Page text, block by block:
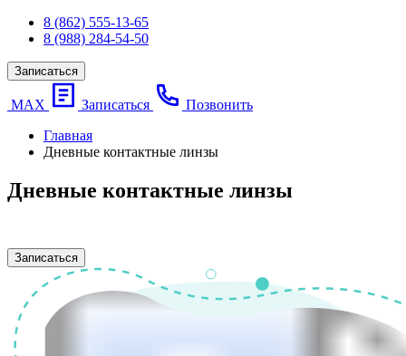
8 (862) 555-13-65
8 (988) 284-54-50
Записаться
МАХ Записаться
Позвонить
Главная
Дневные контактные линзы
Дневные контактные линзы
Записаться